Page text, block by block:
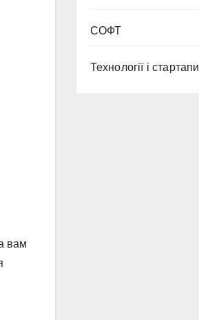
вам
СОФТ
Технології і стартапи